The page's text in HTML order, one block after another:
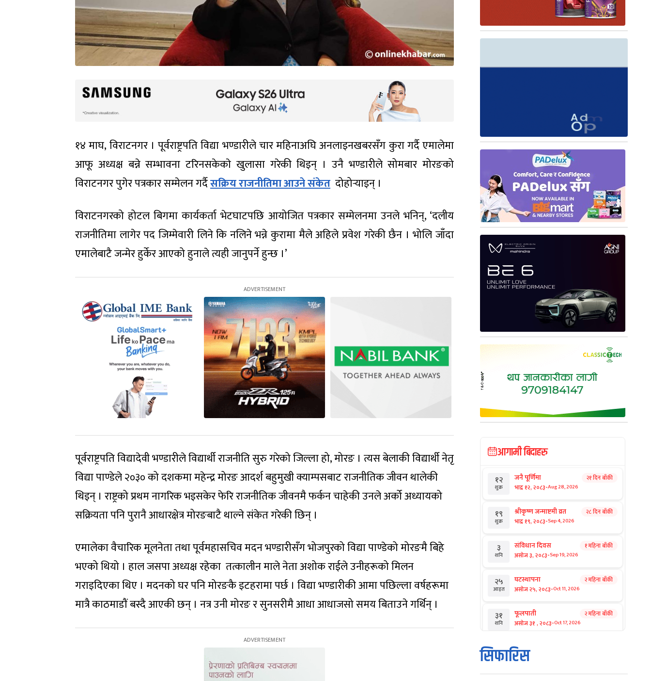
१४ माघ, विराटनगर । पूर्वराष्ट्रपति विद्या भण्डारीले चार महिनाअघि अनलाइनखबरसँग कुरा गर्दै एमालेमा
आफू अध्यक्ष बन्ने सम्भावना टरिनसकेकाे खुलासा गरेकी थिइन् । उनै भण्डारीले सोमबार मोरङको
विराटनगर पुगेर पत्रकार सम्मेलन गर्दैसक्रिय राजनीतिमा आउने संकेत दोहोर्‍याइन् ।
विराटनगरको होटल बिगमा कार्यकर्ता भेटघाटपछि आयोजित पत्रकार सम्मेलनमा उनले भनिन्, ‘दलीय
राजनीतिमा लागेर पद जिम्मेवारी लिने कि नलिने भन्ने कुरामा मैले अहिले प्रवेश गरेकी छैन । भोलि जाँदा
एमालेबाटै जन्मेर हुर्केर आएको हुनाले त्यही जानुपर्ने हुन्छ ।’
पूर्वराष्ट्रपति विद्यादेवी भण्डारीले विद्यार्थी राजनीति सुरु गरेको जिल्ला हो, मोरङ । त्यस बेलाकी विद्यार्थी नेतृ
विद्या पाण्डेले २०३० को दशकमा महेन्द्र मोरङ आदर्श बहुमुखी क्याम्पसबाट राजनीतिक जीवन थालेकी
थिइन् । राष्ट्रको प्रथम नागरिक भइसकेर फेरि राजनीतिक जीवनमै फर्कन चाहेकी उनले अर्को अध्यायको
सक्रियता पनि पुरानै आधारक्षेत्र मोरङबाटै थाल्ने संकेत गरेकी छिन् ।
एमालेका वैचारिक मूलनेता तथा पूर्वमहासचिव मदन भण्डारीसँग भोजपुरको विद्या पाण्डेको मोरङमै बिहे
भएको थियो । हाल जसपा अध्यक्ष रहेका तत्कालीन माले नेता अशोक राईले उनीहरूको मिलन
गराइदिएका थिए । मदनको घर पनि मोरङकै इटहरामा पर्छ । विद्या भण्डारीकी आमा पछिल्ला वर्षहरूमा
मात्रै काठमाडाैं बस्दै आएकी छन् । नत्र उनी मोरङ र सुनसरीमै आधा आधाजसो समय बिताउने गर्थिन् ।
आगामी बिदाहरु
१२
शुक्र
जनै पूर्णिमा
भाद्र १२, २०८३-Aug 28, 2026
२१ दिन बाँकी
१९
शुक्र
श्रीकृष्ण जन्माष्टमी व्रत
भाद्र १९, २०८३-Sep 4, 2026
२८ दिन बाँकी
३
शनि
संविधान दिवस
असोज ३, २०८३-Sep 19, 2026
१ महिना बाँकी
२५
आइत
घटस्थापना
असोज २५, २०८३-Oct 11, 2026
२ महिना बाँकी
३१
शनि
फूलपाती
असोज ३१ , २०८३-Oct 17, 2026
२ महिना बाँकी
१
आइत
कार्तिक सङ्क्रान्ति
कार्तिक १, २०८३
सिफारिस